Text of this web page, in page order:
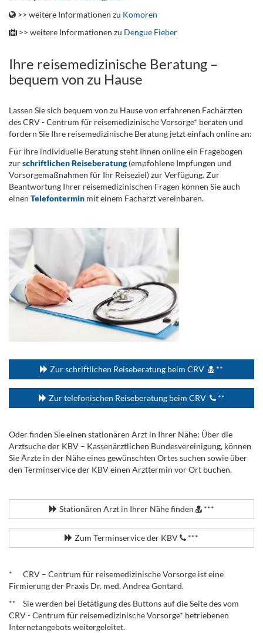
>> weitere Informationen zu Komoren
>> weitere Informationen zu Dengue Fieber
Ihre reisemedizinische Beratung –
bequem von zu Hause
Lassen Sie sich bequem von zu Hause von erfahrenen Fachärzten
des CRV - Centrum für reisemedizinische Vorsorge* beraten und
fordern Sie Ihre reisemedizinische Beratung jetzt einfach online an:
Für Ihre individuelle Beratung steht Ihnen online ein Fragebogen
zurschriftlichen Reiseberatung(empfohlene Impfungen und
Vorsorgemaßnahmen für Ihr Reiseziel) zur Verfügung. Zur
Beantwortung Ihrer reisemedizinischen Fragen können Sie auch
einen Telefontermin mit einem Facharzt vereinbaren.
Zur schriftlichen Reiseberatung beim CRV **
Zur telefonischen Reiseberatung beim CRV **
Oder finden Sie einen stationären Arzt in Ihrer Nähe: Über die
Arztsuche der KBV – Kassenärztlichen Bundesvereinigung, können
Sie Ärzte in der Nähe eines gewünschten Ortes suchen sowie über
den Terminservice der KBV einen Arzttermin vor Ort buchen.
Stationären Arzt in Ihrer Nähe finden ***
Zum Terminservice der KBV ***
* CRV – Centrum für reisemedizinische Vorsorge ist eine
Firmierung der Praxis Dr. med. Andrea Gontard.
** Sie werden bei Betätigung des Buttons auf die Seite des vom
CRV - Centrum für reisemedizinische Vorsorge* betriebenen
Internetangebots weitergeleitet.